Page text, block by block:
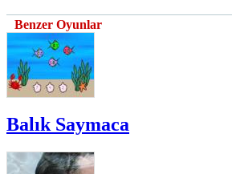
Benzer Oyunlar
Balık Saymaca